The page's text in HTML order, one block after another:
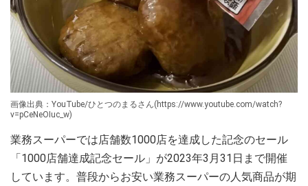
画像出典：YouTube/ひとつのまるさん(https://www.youtube.com/watch?
v=pCeNeOIuc_w)
業務スーパーでは店舗数1000店を達成した記念のセール
「1000店舗達成記念セール」が2023年3月31日まで開催
しています。普段からお安い業務スーパーの人気商品が期